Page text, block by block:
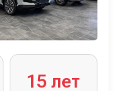
15 лет